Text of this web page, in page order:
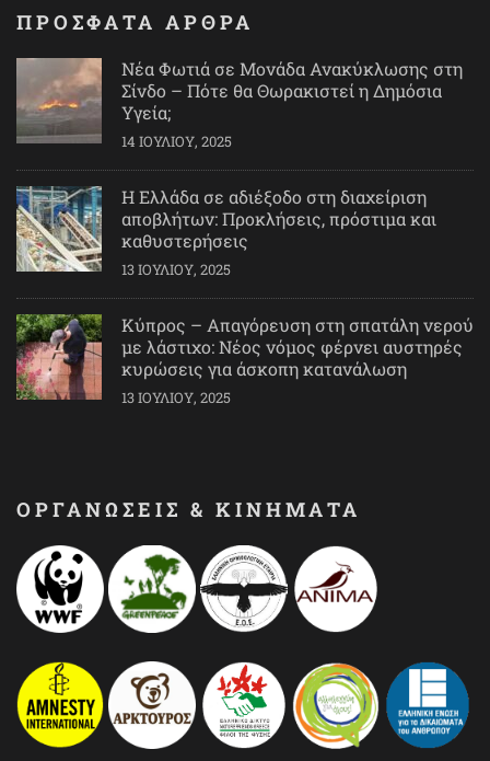
ΠΡΟΣΦΑΤΑ ΑΡΘΡΑ
Νέα Φωτιά σε Μονάδα Ανακύκλωσης στη
Σίνδο – Πότε θα Θωρακιστεί η Δημόσια
Υγεία;
14 ΙΟΥΛΊΟΥ, 2025
Η Ελλάδα σε αδιέξοδο στη διαχείριση
αποβλήτων: Προκλήσεις, πρόστιμα και
καθυστερήσεις
13 ΙΟΥΛΊΟΥ, 2025
Κύπρος – Απαγόρευση στη σπατάλη νερού
με λάστιχο: Νέος νόμος φέρνει αυστηρές
κυρώσεις για άσκοπη κατανάλωση
13 ΙΟΥΛΊΟΥ, 2025
ΟΡΓΑΝΩΣΕΙΣ & ΚΙΝΗΜΑΤΑ